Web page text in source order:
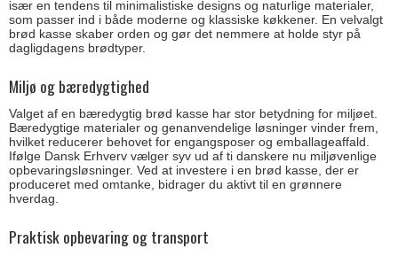
især en tendens til minimalistiske designs og naturlige materialer,
som passer ind i både moderne og klassiske køkkener. En velvalgt
brød kasse skaber orden og gør det nemmere at holde styr på
dagligdagens brødtyper.
Miljø og bæredygtighed
Valget af en bæredygtig brød kasse har stor betydning for miljøet.
Bæredygtige materialer og genanvendelige løsninger vinder frem,
hvilket reducerer behovet for engangsposer og emballageaffald.
Ifølge Dansk Erhverv vælger syv ud af ti danskere nu miljøvenlige
opbevaringsløsninger. Ved at investere i en brød kasse, der er
produceret med omtanke, bidrager du aktivt til en grønnere
hverdag.
Praktisk opbevaring og transport